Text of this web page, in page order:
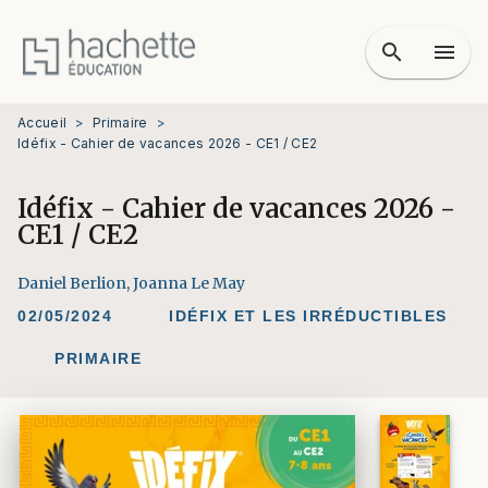
MENU RECHERCHE
PIED DE PAGE
search menu
Accueil > Primaire
>
Idéfix - Cahier de vacances 2026 - CE1 / CE2
Idéfix - Cahier de vacances 2026 -
CE1 / CE2
Daniel Berlion,Joanna Le May
02/05/2024 IDÉFIX ET LES IRRÉDUCTIBLES
PRIMAIRE